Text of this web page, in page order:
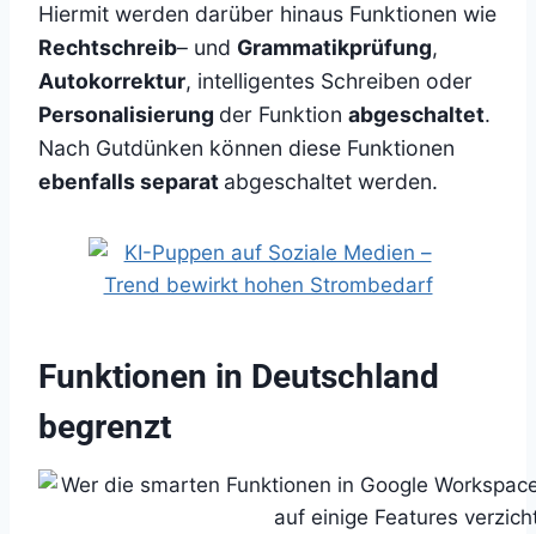
Hiermit werden darüber hinaus Funktionen wie
Rechtschreib– und Grammatikprüfung,
Autokorrektur, intelligentes Schreiben oder
Personalisierung der Funktion abgeschaltet.
Nach Gutdünken können diese Funktionen
ebenfalls separat abgeschaltet werden.
Funktionen in Deutschland
begrenzt